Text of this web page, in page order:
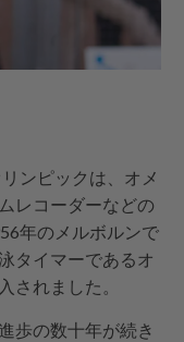
ンピックは、オメ
レコーダーなどの
年のメルボルンで
タイマーであるオ
されました。
歩の数十年が続き